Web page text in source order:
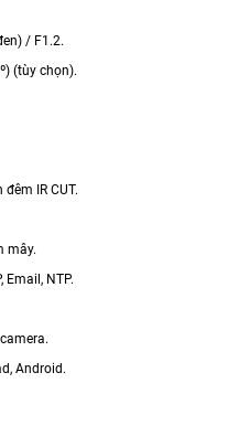
/ F1.2.
(tùy chọn).
IR CUT.
mây.
Email, NTP.
Android.